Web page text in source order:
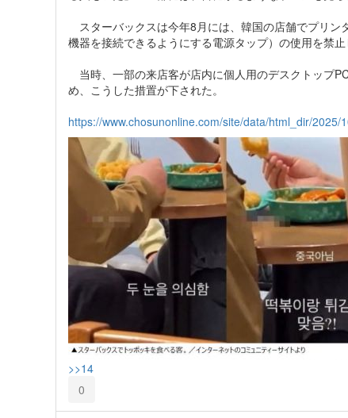
スターバックスは今年8月には、韓国の店舗でプリン
機器を接続できるようにする電源タップ）の使用を禁止
当時、一部の来店客が店内に個人用のデスクトップ
め、こうした措置が下された。
https://www.chosunonline.com/site/data/html_dir/2025/
>>14
0